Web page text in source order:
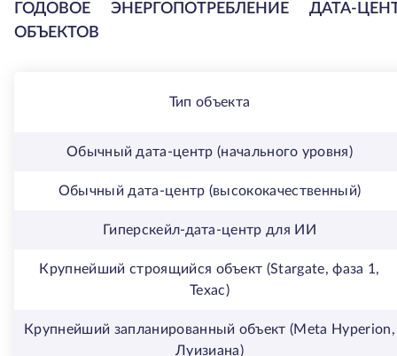
ГОДОВОЕ ЭНЕРГОПОТРЕБЛЕНИЕ ДАТА-
ОБЪЕКТОВ
Тип объекта
Обычный дата-центр (начального уровня)
Обычный дата-центр (высококачественный)
Гиперскейл-дата-центр для ИИ
Крупнейший строящийся объект (Stargate, фаза 1,
Техас)
Крупнейший запланированный объект (Meta Hyperion,
Луизиана)